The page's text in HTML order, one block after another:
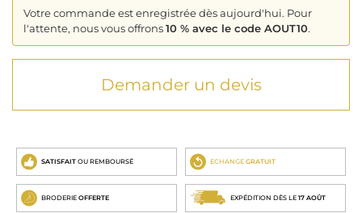
Votre commande est enregistrée dès aujourd'hui. Pour
l'attente, nous vous offrons10 % avec le code AOUT10.
Demander un devis
SATISFAIT OU REMBOURSÉ ECHANGE GRATUIT
BRODERIE OFFERTE EXPÉDITION DÈS LE 17 AOÛT